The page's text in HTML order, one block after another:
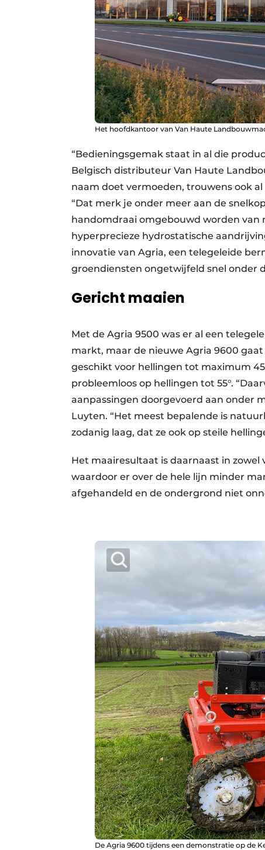
Het hoofdkantoor van Van Haute
“Bedieningsgemak staat in al die
Belgisch distributeur Van Haute
naam doet vermoeden, trouwens ook
“Dat merk je onder meer aan de
handomdraai omgebouwd worden van
hyperprecieze hydrostatische
innovatie van Agria, een telegeleide
groendiensten ongetwijfeld snel onder
Gericht maaien
Met de Agria 9500 was er al een
markt, maar de nieuwe Agria 9600
geschikt voor hellingen tot maximum
probleemloos op hellingen tot 55°.
aanpassingen doorgevoerd aan onder
Luyten. “Het meest bepalende is
zodanig laag, dat ze ook op steile
Het maairesultaat is daarnaast in
waardoor er over de hele lijn minder
afgehandeld en de ondergrond niet
De Agria 9600 tijdens een demonstratie op de